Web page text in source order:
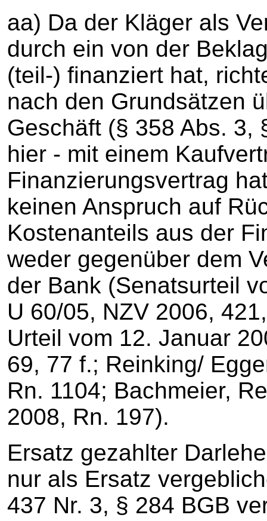
aa) Da der Kläger als
durch ein von der
(teil-) finanziert hat,
nach den Grundsätzen
Geschäft (§ 358 Abs.
hier - mit einem
Finanzierungsvertrag
keinen Anspruch auf
Kostenanteils aus der
weder gegenüber dem
der Bank (Senatsurteil
U 60/05, NZV 2006,
Urteil vom 12. Januar
69, 77 f.; Reinking/
Rn. 1104; Bachmeier,
2008, Rn. 197).
Ersatz gezahlter
nur als Ersatz
437 Nr. 3, § 284 BGB